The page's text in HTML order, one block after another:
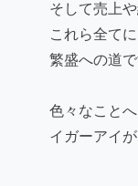
そして売上
これら全て
繁盛への道で
色々なこと
イガーアイ